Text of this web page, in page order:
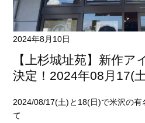
2024年8月10日
【上杉城址苑】新作ア
決定！2024年08月17(
2024/08/17(土)と18(日)で米沢の有
て